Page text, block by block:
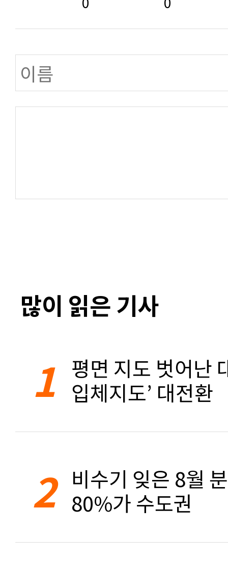
많이 읽은 기사
1 평면 지도 벗어난
입체지도’ 대전환
2 비수기 잊은 8월
80%가 수도권